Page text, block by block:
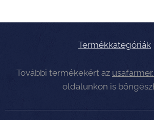
Termékkategóriák
További termékekért az
oldalunkon is